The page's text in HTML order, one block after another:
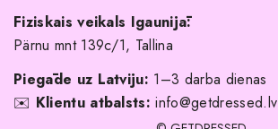
Fiziskais veikals Igaunijā:
Pärnu mnt 139c/1, Tallina
Piegāde uz Latviju: 1–3 darba dienas
✉️ Klientu atbalsts: info@getdressed.lv